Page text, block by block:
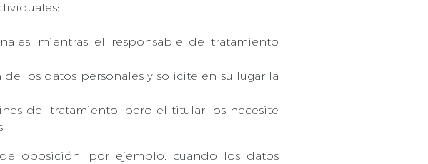
mientras el responsable de tratamiento
los datos personales y solicite en su lugar la
del tratamiento, pero el titular los necesite
oposición, por ejemplo, cuando los datos